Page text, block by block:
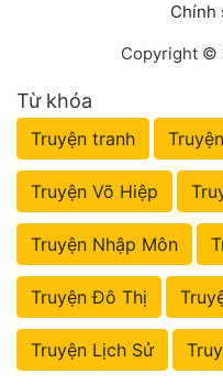
Chính
Copyright ©
Từ khóa
Truyện tranh
Truyện Võ Hiệp
Truyện Nhập Môn
Truyện Đô Thị
Truyện Lịch Sử